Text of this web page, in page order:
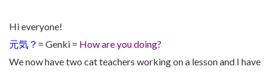
Hi everyone!
元気？ = Genki = How are you doing?
We now have two cat teachers working on a lesson and I have